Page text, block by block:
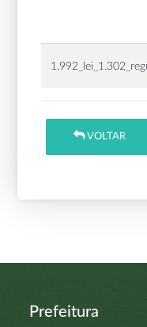
VOLTAR
Prefeitura